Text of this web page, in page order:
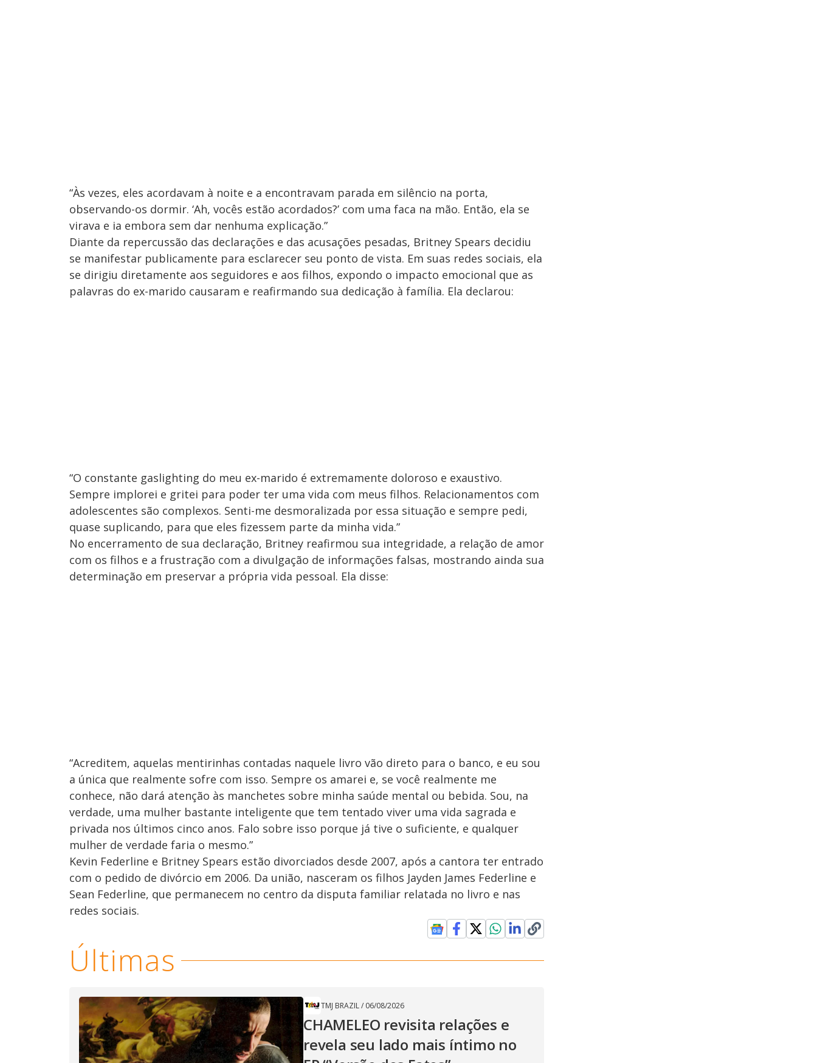
“Às vezes, eles acordavam à noite e a encontravam parada em silêncio na porta,
observando-os dormir. ‘Ah, vocês estão acordados?’ com uma faca na mão. Então, ela se
virava e ia embora sem dar nenhuma explicação.”
Diante da repercussão das declarações e das acusações pesadas, Britney Spears decidiu
se manifestar publicamente para esclarecer seu ponto de vista. Em suas redes sociais, ela
se dirigiu diretamente aos seguidores e aos filhos, expondo o impacto emocional que as
palavras do ex-marido causaram e reafirmando sua dedicação à família. Ela declarou:
“O constante gaslighting do meu ex-marido é extremamente doloroso e exaustivo.
Sempre implorei e gritei para poder ter uma vida com meus filhos. Relacionamentos com
adolescentes são complexos. Senti-me desmoralizada por essa situação e sempre pedi,
quase suplicando, para que eles fizessem parte da minha vida.”
No encerramento de sua declaração, Britney reafirmou sua integridade, a relação de amor
com os filhos e a frustração com a divulgação de informações falsas, mostrando ainda sua
determinação em preservar a própria vida pessoal. Ela disse:
“Acreditem, aquelas mentirinhas contadas naquele livro vão direto para o banco, e eu sou
a única que realmente sofre com isso. Sempre os amarei e, se você realmente me
conhece, não dará atenção às manchetes sobre minha saúde mental ou bebida. Sou, na
verdade, uma mulher bastante inteligente que tem tentado viver uma vida sagrada e
privada nos últimos cinco anos. Falo sobre isso porque já tive o suficiente, e qualquer
mulher de verdade faria o mesmo.”
Kevin Federline e Britney Spears estão divorciados desde 2007, após a cantora ter entrado
com o pedido de divórcio em 2006. Da união, nasceram os filhos Jayden James Federline e
Sean Federline, que permanecem no centro da disputa familiar relatada no livro e nas
redes sociais.
Últimas
TMJ BRAZIL/ 06/08/2026
CHAMELEO revisita relações e
revela seu lado mais íntimo no